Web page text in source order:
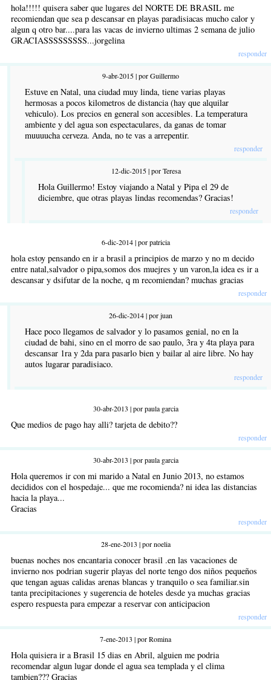
hola!!!!! quisera saber que lugares del NORTE DE BRASIL me
recomiendan que sea p descansar en playas paradisiacas mucho calor y
algun q otro bar....para las vacas de invierno ultimas 2 semana de julio
GRACIASSSSSSSSS...jorgelina
responder
9-abr-2015 | por Guillermo
Estuve en Natal, una ciudad muy linda, tiene varias playas
hermosas a pocos kilometros de distancia (hay que alquilar
vehiculo). Los precios en general son accesibles. La temperatura
ambiente y del agua son espectaculares, da ganas de tomar
muuuucha cerveza. Anda, no te vas a arrepentir.
responder
12-dic-2015 | por Teresa
Hola Guillermo! Estoy viajando a Natal y Pipa el 29 de
diciembre, que otras playas lindas recomendas? Gracias!
responder
6-dic-2014 | por patricia
hola estoy pensando en ir a brasil a principios de marzo y no m decido
entre natal,salvador o pipa,somos dos muejres y un varon,la idea es ir a
descansar y dsifutar de la noche, q m recomiendan? muchas gracias
responder
26-dic-2014 | por juan
Hace poco llegamos de salvador y lo pasamos genial, no en la
ciudad de bahi, sino en el morro de sao paulo, 3ra y 4ta playa para
descansar 1ra y 2da para pasarlo bien y bailar al aire libre. No hay
autos lugarar paradisiaco.
responder
30-abr-2013 | por paula garcia
Que medios de pago hay alli? tarjeta de debito??
responder
30-abr-2013 | por paula garcia
Hola queremos ir con mi marido a Natal en Junio 2013, no estamos
decididos con el hospedaje... que me rocomienda? ni idea las distancias
hacia la playa...
Gracias
responder
28-ene-2013 | por noelia
buenas noches nos encantaria conocer brasil .en las vacaciones de
invierno nos podrian sugerir playas del norte tengo dos niños pequeños
que tengan aguas calidas arenas blancas y tranquilo o sea familiar.sin
tanta precipitaciones y sugerencia de hoteles desde ya muchas gracias
espero respuesta para empezar a reservar con anticipacion
responder
7-ene-2013 | por Romina
Hola quisiera ir a Brasil 15 dias en Abril, alguien me podria
recomendar algun lugar donde el agua sea templada y el clima
tambien??? Gracias